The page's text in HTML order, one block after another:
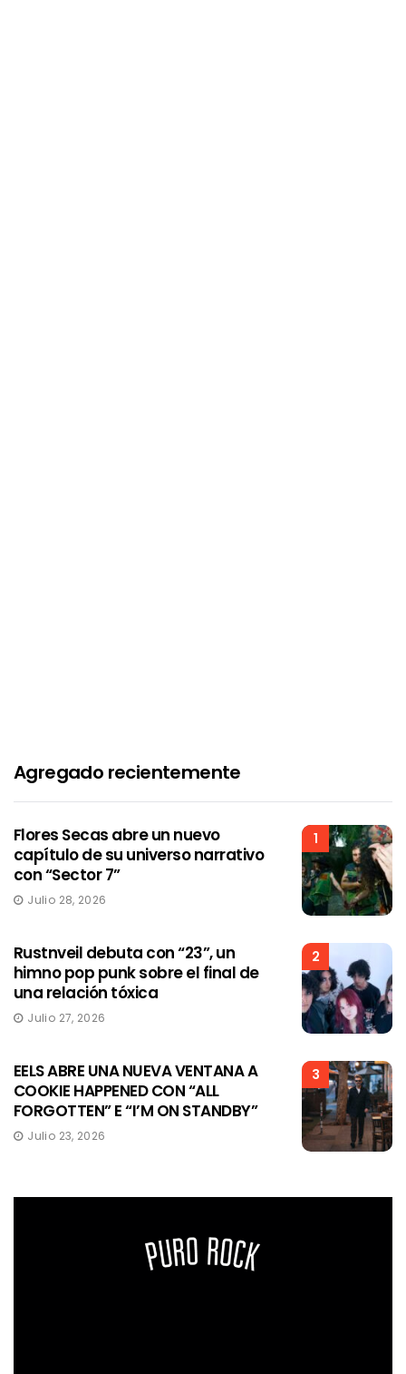
Agregado recientemente
1
Flores Secas abre un nuevo
capítulo de su universo narrativo
con “Sector 7”
Julio 28, 2026
2
Rustnveil debuta con “23”, un
himno pop punk sobre el final de
una relación tóxica
Julio 27, 2026
3
EELS ABRE UNA NUEVA VENTANA A
COOKIE HAPPENED CON “ALL
FORGOTTEN” E “I’M ON STANDBY”
Julio 23, 2026